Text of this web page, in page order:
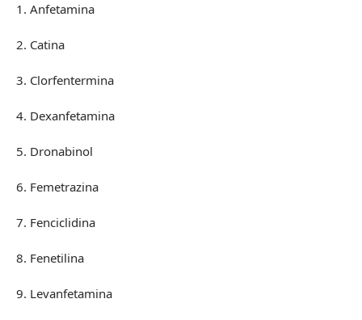
1. Anfetamina
2. Catina
3. Clorfentermina
4. Dexanfetamina
5. Dronabinol
6. Femetrazina
7. Fenciclidina
8. Fenetilina
9. Levanfetamina